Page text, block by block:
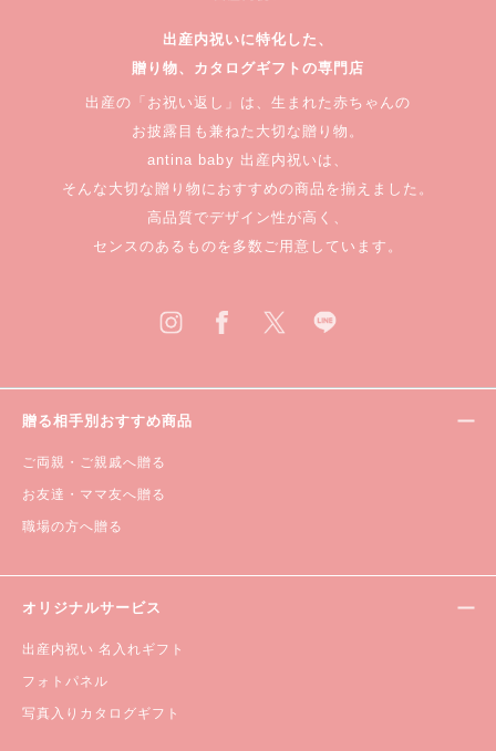
出産内祝いに特化した、
贈り物、カタログギフトの専門店
出産の「お祝い返し」は、生まれた赤ちゃんの
お披露目も兼ねた大切な贈り物。
antina baby 出産内祝いは、
そんな大切な贈り物におすすめの商品を揃えました。
高品質でデザイン性が高く、
センスのあるものを多数ご用意しています。
贈る相手別おすすめ商品
ご両親・ご親戚へ贈る
お友達・ママ友へ贈る
職場の方へ贈る
オリジナルサービス
出産内祝い 名入れギフト
フォトパネル
写真入りカタログギフト